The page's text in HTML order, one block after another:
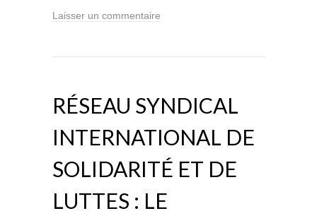
Laisser un commentaire
RÉSEAU SYNDICAL
INTERNATIONAL DE
SOLIDARITÉ ET DE
LUTTES : LE